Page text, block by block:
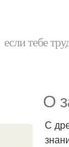
если тебе
О
С